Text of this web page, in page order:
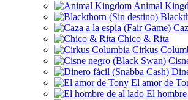
Animal
Chico & Rita
Cirkus
El amor de
El